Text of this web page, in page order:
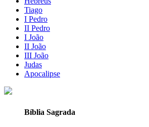
Tiago
I Pedro
II Pedro
I João
II João
III João
Judas
Apocalipse
Bíblia Sagrada